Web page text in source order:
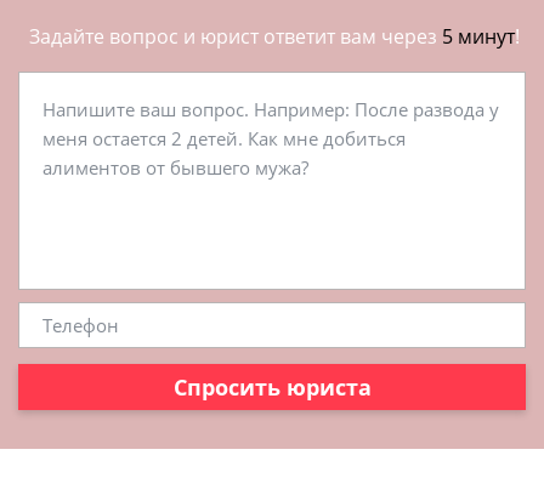
Задайте вопрос и юрист ответит вам через 5 минут!
Спросить юриста